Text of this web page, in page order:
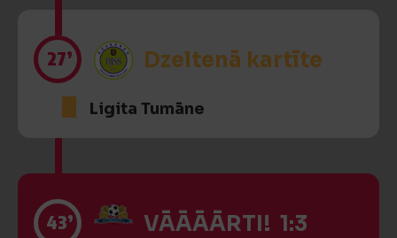
27’ Dzeltenā kartīte
Ligita Tumāne
43’ VĀĀĀĀRTI! 1:3